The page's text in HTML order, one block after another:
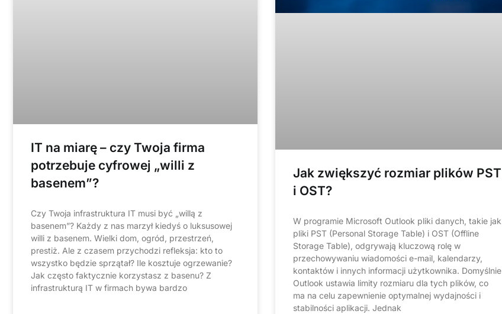
IT na miarę – czy Twoja firma
potrzebuje cyfrowej „willi z
basenem”?
Czy Twoja infrastruktura IT musi być „willą z
basenem”? Każdy z nas marzył kiedyś o luksusowej
willi z basenem. Wielki dom, ogród, przestrzeń,
prestiż. Ale z czasem przychodzi refleksja: kto to
wszystko będzie sprzątał? Ile kosztuje ogrzewanie?
Jak często faktycznie korzystasz z basenu? Z
infrastrukturą IT w firmach bywa bardzo
Jak zwiększyć rozmiar plików PST
i OST?
W programie Microsoft Outlook pliki danych, takie jak
pliki PST (Personal Storage Table) i OST (Offline
Storage Table), odgrywają kluczową rolę w
przechowywaniu wiadomości e-mail, kalendarzy,
kontaktów i innych informacji użytkownika. Domyślnie
Outlook ustawia limity rozmiaru dla tych plików, co
ma na celu zapewnienie optymalnej wydajności i
stabilności aplikacji. Jednak